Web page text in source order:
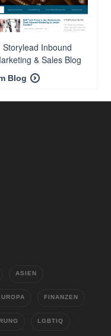
Storylead Inbound
& Sales Blog
Blog
ASIEN
FINANZEN
LGBTIQ